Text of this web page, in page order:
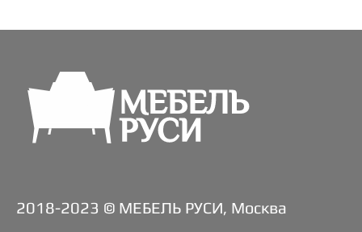
2018-2023 © МЕБЕЛЬ РУСИ, Москва